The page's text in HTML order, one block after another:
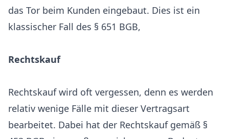
das Tor beim Kunden eingebaut. Dies ist ein
klassischer Fall des § 651 BGB,
Rechtskauf
Rechtskauf wird oft vergessen, denn es werden
relativ wenige Fälle mit dieser Vertragsart
bearbeitet. Dabei hat der Rechtskauf gemäß §